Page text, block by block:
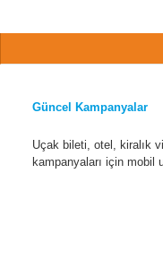
Güncel Kampanyalar
Uçak bileti, otel, kiralık
kampanyaları için mobil